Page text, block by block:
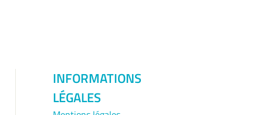
INFORMATIONS
LÉGALES